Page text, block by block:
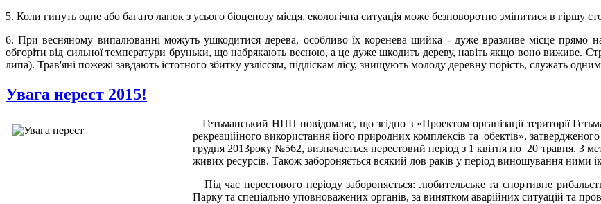
5. Коли гинуть одне або багато ланок з усього біоценозу місця, екологічна ситуація може безповоротно змінитися в гіршу
6. При весняному випалюванні можуть ушкодитися дерева, особливо їх коренева шийка - дуже вразливе місце прямо
обгоріти від сильної температури бруньки, що набрякають весною, а це дуже шкодить дереву, навіть якщо воно виживе.
липа). Трав'яні пожежі завдають істотного збитку узліссям, підліскам лісу, знищують молоду деревну порість, служать
Увага нерест 2015!
Гетьманський НПП повідомляє, що згідно з «Проектом організації території
рекреаційного використання його природних комплексів та обектів»,
грудня 2013року №562, визначається нерестовий період з 1 квітня по 20 травня. З
живих ресурсів. Також забороняється всякий лов раків у період виношування
Під час нерестового періоду забороняється: любительське та спортивне
Парку та спеціально уповноважених органів, за винятком аварійних ситуацій та